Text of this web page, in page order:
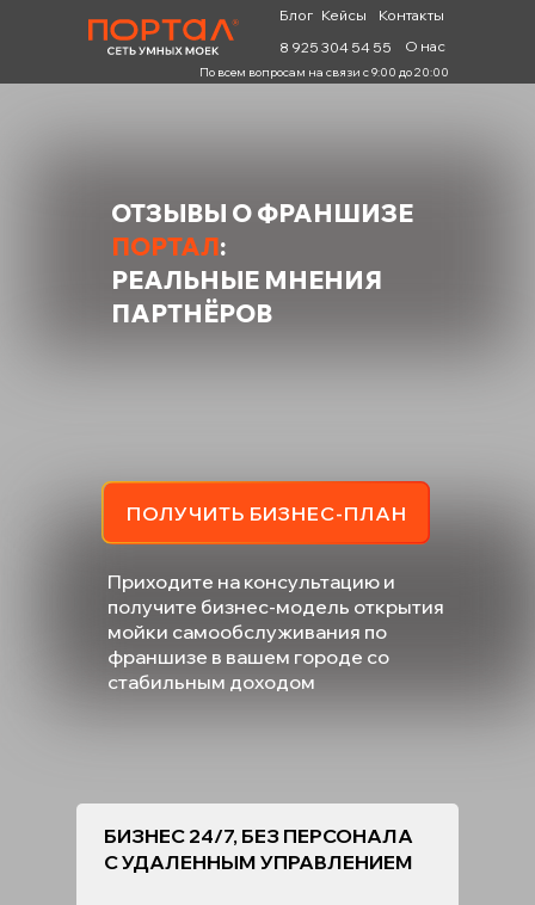
8 925 304 54 55 О нас
Контакты
Блог Кейсы
По всем вопросам на связи с 9:00 до 20:00
ОТЗЫВЫ О ФРАНШИЗЕ
ПОРТАЛ:
РЕАЛЬНЫЕ МНЕНИЯ
ПАРТНЁРОВ
Приходите на консультацию и
получите бизнес-модель открытия
мойки самообслуживания по
франшизе в вашем городе со
стабильным доходом
ПОЛУЧИТЬ БИЗНЕС-ПЛАН
БИЗНЕС 24/7, БЕЗ ПЕРСОНАЛА
С УДАЛЕННЫМ УПРАВЛЕНИЕМ